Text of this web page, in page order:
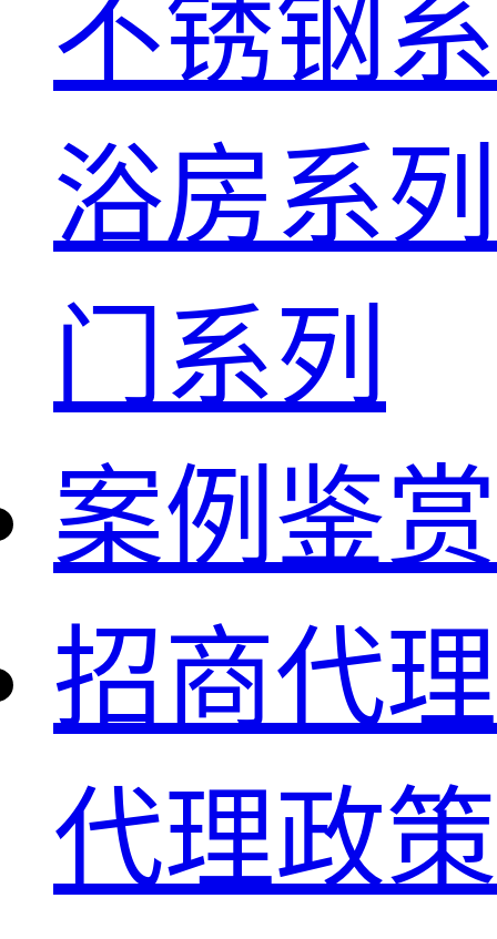
不锈钢
浴房系列
门系列
案例鉴赏
招商代理
代理政策